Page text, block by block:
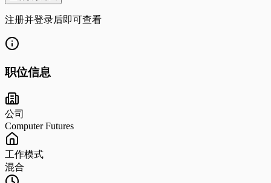
注册并登录后即可查看
职位信息
公司
Computer Futures
工作模式
混合